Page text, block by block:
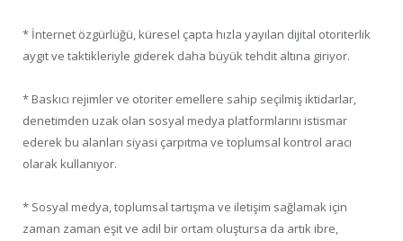
* İnternet özgürlüğü, küresel çapta hızla yayılan dijital otoriterlik
aygıt ve taktikleriyle giderek daha büyük tehdit altına giriyor.
* Baskıcı rejimler ve otoriter emellere sahip seçilmiş iktidarlar,
denetimden uzak olan sosyal medya platformlarını istismar
ederek bu alanları siyasi çarpıtma ve toplumsal kontrol aracı
olarak kullanıyor.
* Sosyal medya, toplumsal tartışma ve iletişim sağlamak için
zaman zaman eşit ve adil bir ortam oluştursa da artık ibre,